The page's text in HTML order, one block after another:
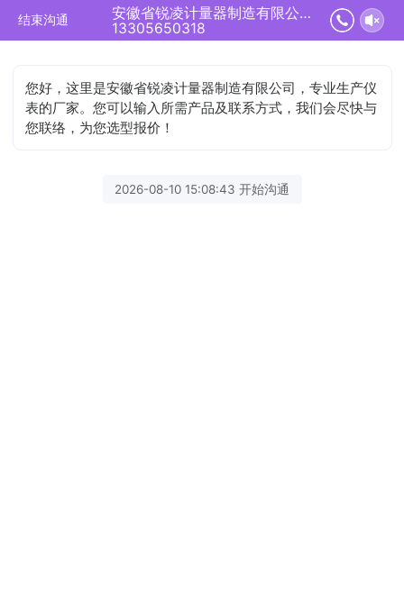
结束沟通
安徽省锐凌计量器制造有限公司正在为您服务
13305650318
您好，这里是安徽省锐凌计量器制造有限公司，专业生产仪
表的厂家。您可以输入所需产品及联系方式，我们会尽快与
您联络，为您选型报价！
2026-08-10 15:08:43 开始沟通